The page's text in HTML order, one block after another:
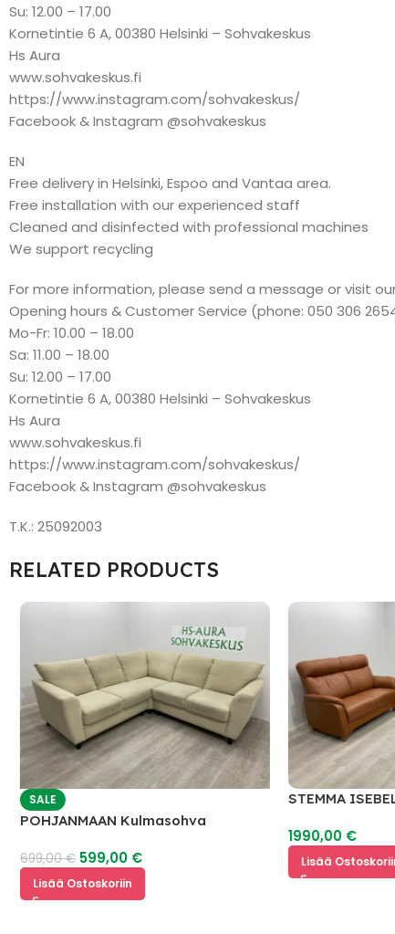
Su: 12.00 – 17.00
Kornetintie 6 A, 00380 Helsinki – Sohvakeskus
Hs Aura
www.sohvakeskus.fi
https://www.instagram.com/sohvakeskus/
Facebook & Instagram @sohvakeskus
EN
Free delivery in Helsinki, Espoo and Vantaa area.
Free installation with our experienced staff
Cleaned and disinfected with professional machines
We support recycling
For more information, please send a message or visit
Opening hours & Customer Service (phone: 050 306
Mo-Fr: 10.00 – 18.00
Sa: 11.00 – 18.00
Su: 12.00 – 17.00
Kornetintie 6 A, 00380 Helsinki – Sohvakeskus
Hs Aura
www.sohvakeskus.fi
https://www.instagram.com/sohvakeskus/
Facebook & Instagram @sohvakeskus
T.K.: 25092003
RELATED PRODUCTS
SALE
POHJANMAAN Kulmasohva
699,00€ 599,00 €
Lisää Ostoskoriin
STEMMA
1990,00€
Lisää